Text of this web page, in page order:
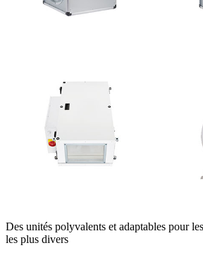
Des unités polyvalents et adaptables pour
les plus divers